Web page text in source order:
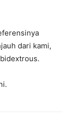
dari kami,